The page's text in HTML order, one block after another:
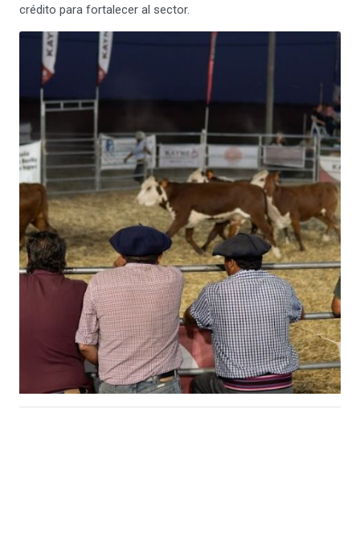
crédito para fortalecer al sector.